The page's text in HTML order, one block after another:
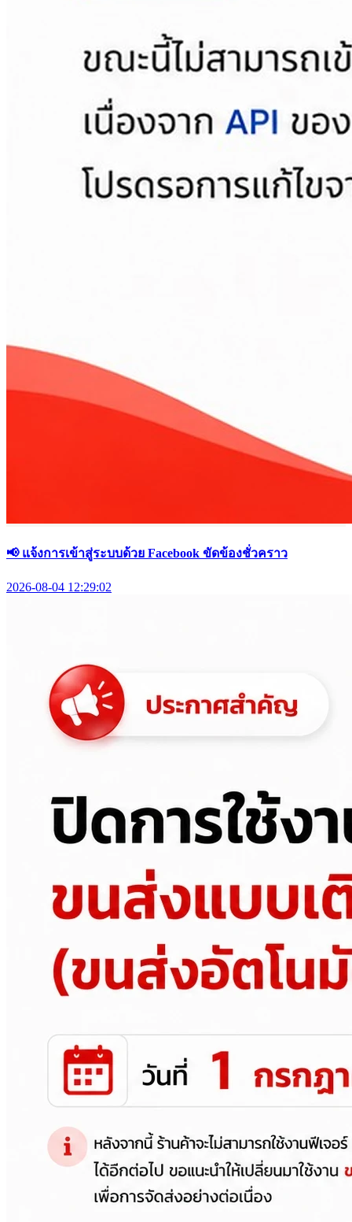
📢 แจ้งการเข้าสู่ระบบด้วย Facebook ขัดข้องชั่วคราว
2026-08-04 12:29:02